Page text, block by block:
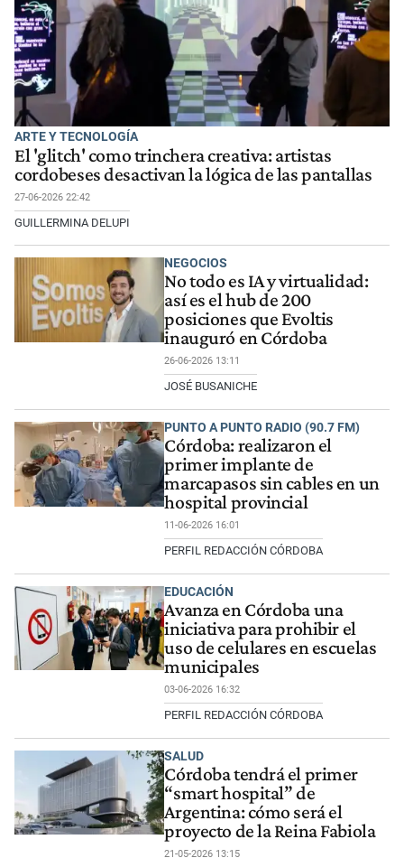
ARTE Y TECNOLOGÍA
El 'glitch' como trinchera creativa: artistas
cordobeses desactivan la lógica de las pantallas
27-06-2026 22:42
GUILLERMINA DELUPI
NEGOCIOS
No todo es IA y virtualidad:
así es el hub de 200
posiciones que Evoltis
inauguró en Córdoba
26-06-2026 13:11
JOSÉ BUSANICHE
PUNTO A PUNTO RADIO (90.7 FM)
Córdoba: realizaron el
primer implante de
marcapasos sin cables en un
hospital provincial
11-06-2026 16:01
PERFIL REDACCIÓN CÓRDOBA
EDUCACIÓN
Avanza en Córdoba una
iniciativa para prohibir el
uso de celulares en escuelas
municipales
03-06-2026 16:32
PERFIL REDACCIÓN CÓRDOBA
SALUD
Córdoba tendrá el primer
“smart hospital” de
Argentina: cómo será el
proyecto de la Reina Fabiola
21-05-2026 13:15